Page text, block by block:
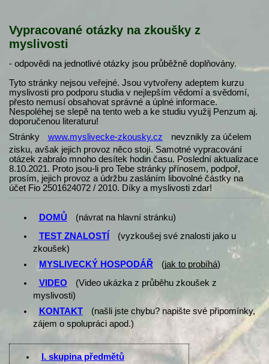
Vypracované otázky na zkoušky z
myslivosti
- odpovědi na jednotlivé otázky jsou průběžně doplňovány.
Tyto stránky nejsou veřejné. Jsou vytvořeny adeptem kurzu
myslivosti pro podporu studia v nejlepším vědomí a svědomí,
přesto nemusí obsahovat správné a úplné informace.
Nespoléhej se slepě na tento web a ke studiu využij Penzum aj.
doporučenou literaturu!
Stránky
www.myslivecke-zkousky.cz
nevznikly za účelem
zisku, avšak jejich provoz něco stojí. Samotné vypracování
otázek zabralo mnoho desítek hodin času. Poslední aktualizace
8.10.2021. Proto jsou-li pro Tebe stránky přínosem, podpoř,
prosím, jejich provoz a údržbu zasláním libovolné částky na
účet Fio 2501624072 / 2010. Díky a myslivosti zdar!
DOMŮ
(návrat na hlavní stránku)
TEST ZNALOSTÍ
(vyzkoušej své znalosti jako u
zkoušek)
MYSLIVECKÝ HOSPODÁŘ
(jak to probíhá)
VIDEO
(Video ukázka z průběhu zkoušek z
myslivosti)
KONTAKT
(našli jste chybu? napište své připomínky,
zájem o spolupráci apod.)
I. skupina předmětů